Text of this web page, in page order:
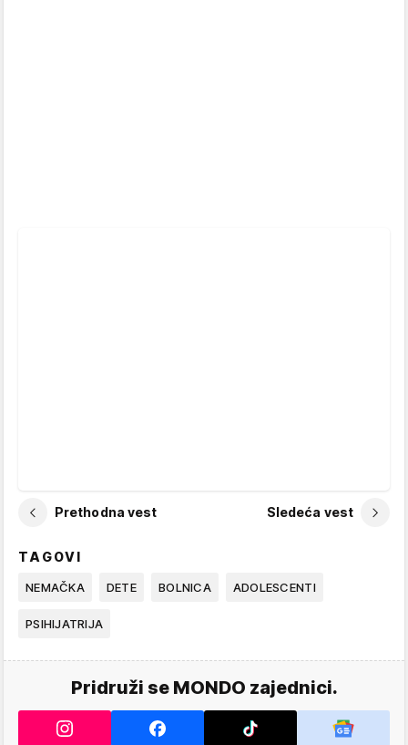
Prethodna vest Sledeća vest
TAGOVI
NEMAČKA DETE BOLNICA ADOLESCENTI
PSIHIJATRIJA
Pridruži se MONDO zajednici.